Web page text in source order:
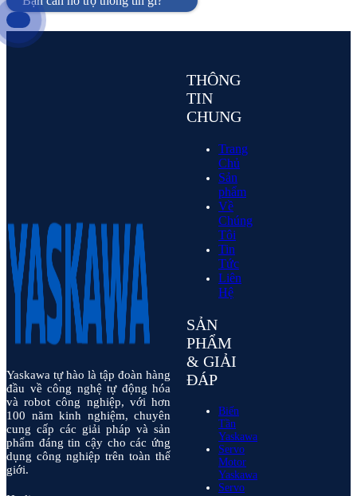
Yaskawa tự hào là tập đoàn hàng
đầu về công nghệ tự động hóa
và robot công nghiệp, với hơn
100 năm kinh nghiệm, chuyên
cung cấp các giải pháp và sản
phẩm đáng tin cậy cho các ứng
dụng công nghiệp trên toàn thế
giới.
THÔNG
TIN
CHUNG
Trang
Chủ
Sản
phẩm
Về
Chúng
Tôi
Tin
Tức
Liên
Hệ
SẢN
PHẨM
& GIẢI
ĐÁP
Biến
Tần
Yaskawa
Servo
Motor
Yaskawa
Servo